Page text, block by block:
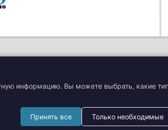
информацию. Вы можете выбрать, какие
Принять все Только необходимые